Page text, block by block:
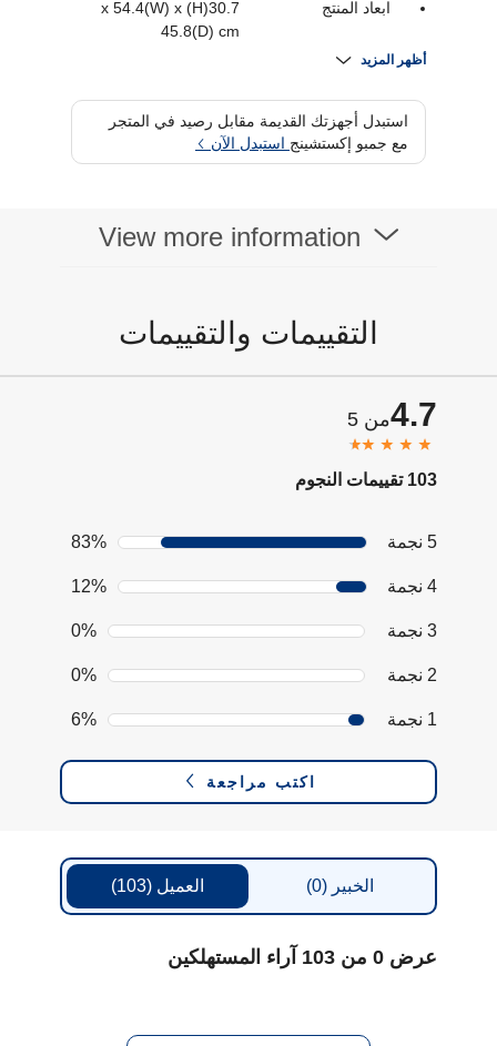
ابعاد المنتج
30.7(H) x 54.4(W) x
45.8(D) cm
سعة
أظهر المزيد
استبدل أجهزتك القديمة مقابل رصيد في المتجر
مع جمبو إكستشينج استبدل الآن
View more information
التقييمات والتقييمات
4.7من 5
103 تقييمات النجوم
5 نجمة 83%
4 نجمة 12%
3 نجمة 0%
2 نجمة 0%
1 نجمة 6%
اكتب مراجعة
العميل (103) الخبير(0)
عرض 0 من 103 آراء المستهلكين